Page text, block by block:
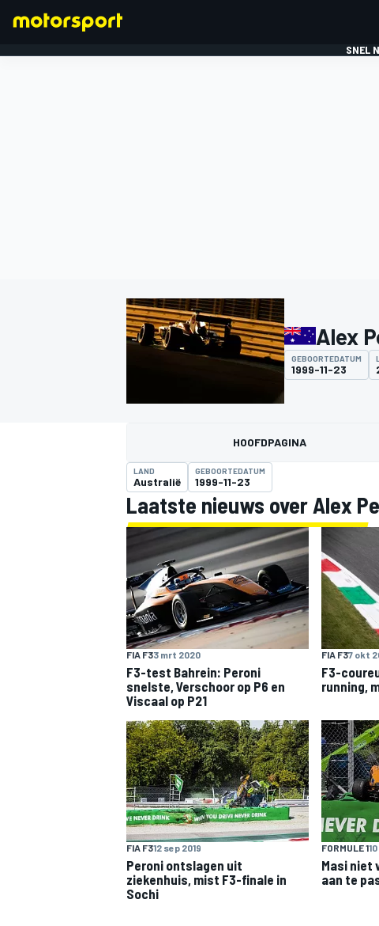
MOTOGP
INDYCAR
SNEL
Alex
GEBOORTEDATUM
1999-11-23
HOOFDPAGINA
LAND
Australië
GEBOORTEDATUM
1999-11-23
Laatste nieuws over Alex
FIA F33 mrt 2020
F3-test Bahrein: Peroni
snelste, Verschoor op P6 en
Viscaal op P21
FIA F37 okt
F3-
running,
FIA F312 sep 2019
Peroni ontslagen uit
ziekenhuis, mist F3-finale in
Sochi
FORMULE 1
Masi niet
aan te